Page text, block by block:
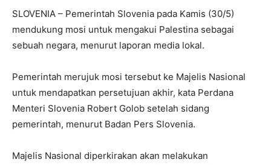
SLOVENIA – Pemerintah Slovenia pada Kamis (30/5)
mendukung mosi untuk mengakui Palestina sebagai
sebuah negara, menurut laporan media lokal.
Pemerintah merujuk mosi tersebut ke Majelis Nasional
untuk mendapatkan persetujuan akhir, kata Perdana
Menteri Slovenia Robert Golob setelah sidang
pemerintah, menurut Badan Pers Slovenia.
Majelis Nasional diperkirakan akan melakukan